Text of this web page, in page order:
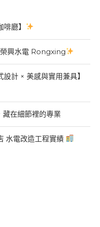
廳】
興水電 Rongxing
設計 × 美感與實用兼具】
在細節裡的專業
水電改造工程實績